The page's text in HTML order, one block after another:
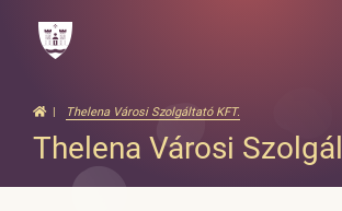
Thelena Városi Szolgáltató KFT.
Thelena Városi